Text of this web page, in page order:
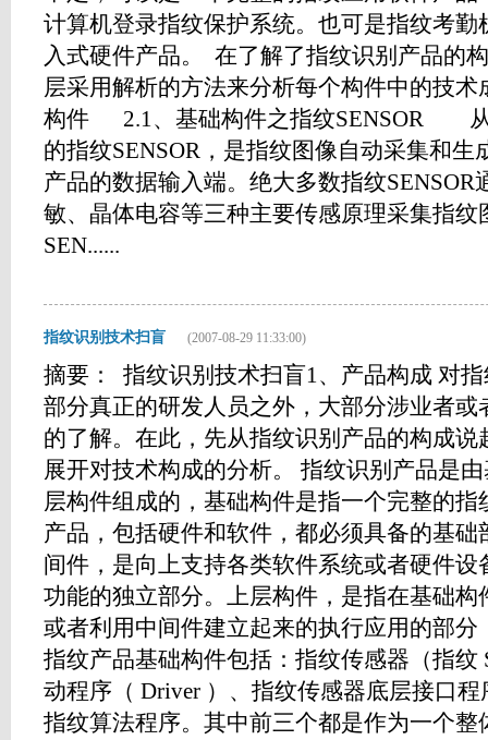
计算机登录指纹保护系统。也可是指纹考
入式硬件产品。 在了解了指纹识别产品的
层采用解析的方法来分析每个构件中的技
构件 2.1、基础构件之指纹SENSOR 从
的指纹SENSOR，是指纹图像自动采集和
产品的数据输入端。绝大多数指纹SENSOR
敏、晶体电容等三种主要传感原理采集指纹
SEN......
指纹识别技术扫盲 (2007-08-29 11:33:00)
摘要： 指纹识别技术扫盲1、产品构成 对
部分真正的研发人员之外，大部分涉业者
的了解。在此，先从指纹识别产品的构成
展开对技术构成的分析。 指纹识别产品是
层构件组成的，基础构件是指一个完整的
产品，包括硬件和软件，都必须具备的基
间件，是向上支持各类软件系统或者硬件
功能的独立部分。上层构件，是指在基础
或者利用中间件建立起来的执行应用的部
指纹产品基础构件包括：指纹传感器（指纹
动程序（ Driver ）、指纹传感器底层接口
指纹算法程序。其中前三个都是作为一个